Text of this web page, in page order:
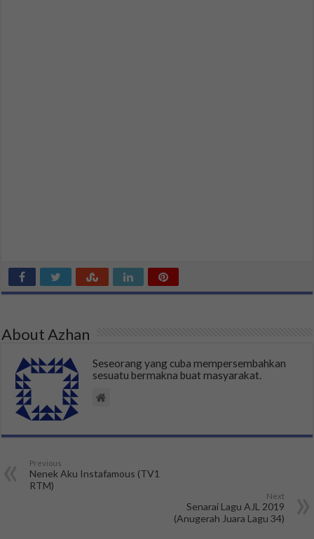
About Azhan
Seseorang yang cuba mempersembahkan
sesuatu bermakna buat masyarakat.
Previous
Nenek Aku Instafamous (TV1
RTM)
Next
Senarai Lagu AJL 2019
(Anugerah Juara Lagu 34)